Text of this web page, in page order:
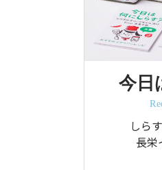
今日
しら
長栄